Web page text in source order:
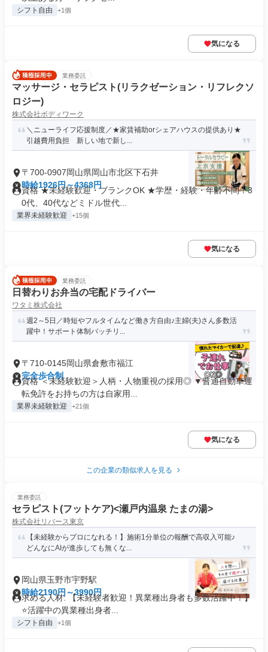
シフト自由 +1個
気になる
業務委託
マッサージ・セラピスト(リラクゼーション・リフレクソ
ロジー)
株式会社ボディワーク
＼ニューライフ応援制度／★家賃補助orシェアハウスの提供あり★
引越費用負担 新しい地で新し...
〒700-0907岡山県岡山市北区下石井
時給1926円～4368円
資格 ★未経験歓迎・ブランクOK ★学歴・経験・年齢不問！3
0代、40代などミドル世代...
業界未経験歓迎 +15個
気になる
業務委託
日替わりお弁当の宅配ドライバー
ワタミ株式会社
週2～5日／時短やフルタイムなど働き方自由♪主婦(夫)さん多数活
躍中！サポート体制バッチリ...
〒710-0145岡山県倉敷市福江
完全歩合制
資格 ＜未経験歓迎＞人柄・人物重視の採用◎ ▼普通自動車運
転免許をお持ちの方は自家用...
業界未経験歓迎 +21個
気になる
この企業の類似求人を見る
業務委託
セラピスト(フットケア)<瀬戸内温泉 たまの湯>
株式会社リバース東京
【未経験からプロになれる！】施術1分単位の報酬で高収入可能♪
どんなにAIが進歩しても無くな...
岡山県玉野市宇野駅
時給2190円～3990円
求める人材: 【未経験者歓迎！異業種出身者も多数活躍中！】
⭐️活躍中の異業種出身者...
シフト自由 +1個